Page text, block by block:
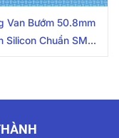
Van Bướm 50.8mm
Silicon Chuẩn SMS